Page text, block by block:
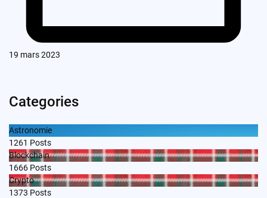
19 mars 2023
Categories
Astronomie
1261 Posts
Blockchain
1666 Posts
Crypto
1373 Posts